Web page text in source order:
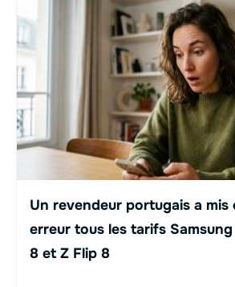
Un revendeur portugais a mis
erreur tous les tarifs
8 et Z Flip 8